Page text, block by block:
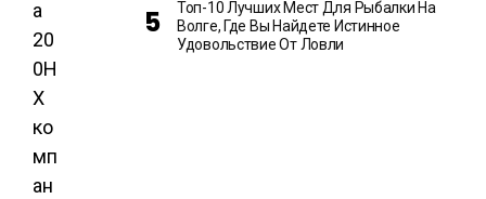
a
20
0H
X
ко
мп
ан
Топ-10 Лучших Мест Для Рыбалки На
Волге, Где Вы Найдете Истинное
Удовольствие От Ловли